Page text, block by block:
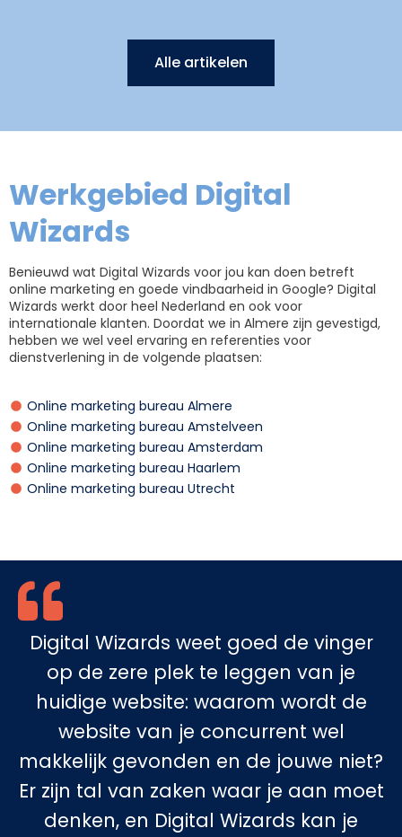
Alle artikelen
Werkgebied Digital
Wizards
Benieuwd wat Digital Wizards voor jou kan doen betreft
online marketing en goede vindbaarheid in Google? Digital
Wizards werkt door heel Nederland en ook voor
internationale klanten. Doordat we in Almere zijn gevestigd,
hebben we wel veel ervaring en referenties voor
dienstverlening in de volgende plaatsen:
Online marketing bureau Almere
Online marketing bureau Amstelveen
Online marketing bureau Amsterdam
Online marketing bureau Haarlem
Online marketing bureau Utrecht
Digital Wizards weet goed de vinger
op de zere plek te leggen van je
huidige website: waarom wordt de
website van je concurrent wel
makkelijk gevonden en de jouwe niet?
Er zijn tal van zaken waar je aan moet
denken, en Digital Wizards kan je